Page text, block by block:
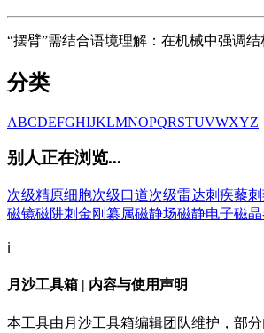
“摆臂”需结合语境理解：在机械中强调
分类
ABCDEFGHIJKLMNOPQRSTUVWXYZ
别人正在浏览...
次级精原细胞次级口道次级雷达刺疾藜
磁镜磁阱刺金刚纂属磁静场磁静电子磁
ℹ️
月沙工具箱 | 内容与使用声明
本工具由月沙工具箱编辑团队维护，部